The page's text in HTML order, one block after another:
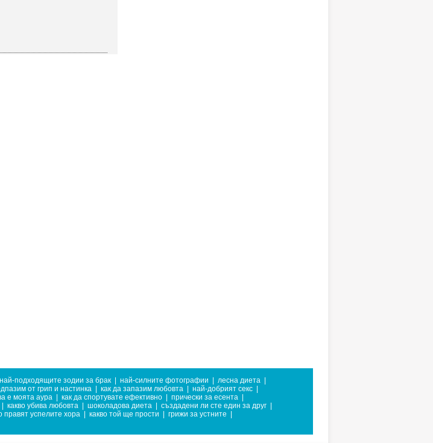
най-подходящите зодии за брак най-силните фотографии лесна диета
от грип и настинка как да запазим любовта най-добрият секс
е моята аура как да спортувате ефективно прически за есента
какво убива любовта шоколадова диета създадени ли сте един за друг
правят успелите хора какво той ще прости грижи за устните